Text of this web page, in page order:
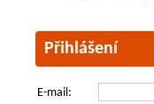
Přihlášení
E-mail: